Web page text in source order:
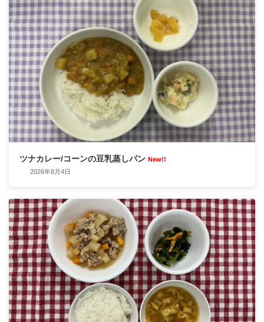
ツナカレー/コーンの豆乳蒸しパン New!!
2026年8月4日